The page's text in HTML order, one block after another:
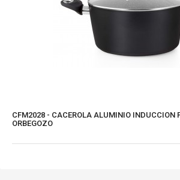
CFM2028 - CACEROLA ALUMINIO INDUCCION
ORBEGOZO